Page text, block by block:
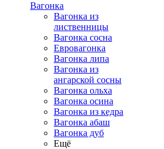
Вагонка
Вагонка из
лиственницы
Вагонка сосна
Евровагонка
Вагонка липа
Вагонка из
ангарской сосны
Вагонка ольха
Вагонка осина
Вагонка из кедра
Вагонка абаш
Вагонка дуб
Ещё